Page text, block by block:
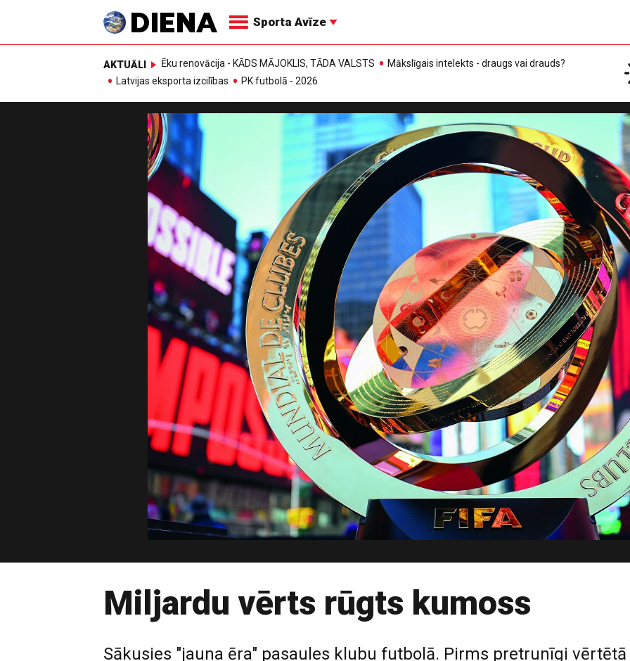
Sporta Avīze
AKTUĀLI Ēku renovācija - KĀDS MĀJOKLIS, TĀDA VALSTS
Mākslīgais intelekts - draugs vai drauds?
Latvijas eksporta izcilības
PK futbolā - 2026
Miljardu vērts rūgts kumoss
Sākusies "jauna ēra" pasaules klubu futbolā. Pirms pretrunīgi